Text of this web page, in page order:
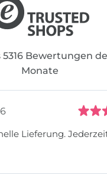
5316 Bewertungen
Monate
Lieferung.